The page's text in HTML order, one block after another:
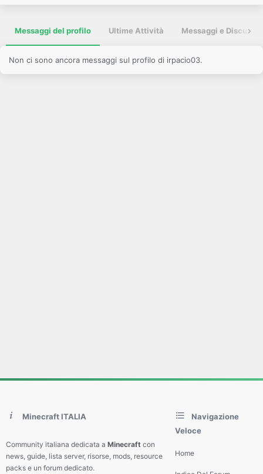
Messaggi del profilo Ultime Attività Messaggi e
Non ci sono ancora messaggi sul profilo di irpacio03.
Minecraft ITALIA
Community italiana dedicata a Minecraft con
news, guide, lista server, risorse, mods, resource
packs e un forum dedicato.
Navigazione
Veloce
Home